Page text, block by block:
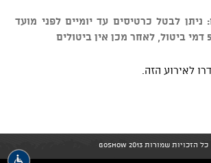
ניתן לבטל כרטיסים עד יומיים לפני מועד
לאירוע הזה.
כל הזכויות שמורות GoShow 2013